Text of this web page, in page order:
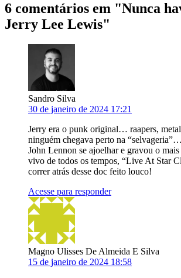
6 comentários em "Nunca
Jerry Lee Lewis"
Sandro Silva
30 de janeiro de 2024 17:21
Jerry era o punk original… raapers,
ninguém chegava perto na
John Lennon se ajoelhar e gravou o
vivo de todos os tempos, “Live At Star
correr atrás desse doc feito louco!
Acesse para responder
Magno Ulisses De Almeida E Silva
15 de janeiro de 2024 18:58